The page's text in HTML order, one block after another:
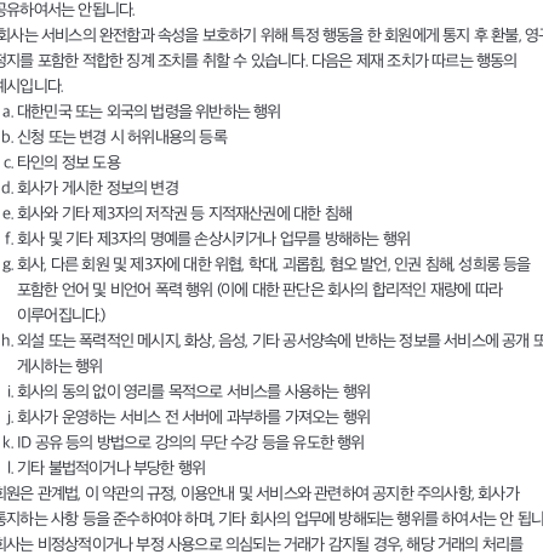
유하여서는 안됩니다.
사는 서비스의 완전함과 속성을 보호하기 위해 특정 행동을 한 회원에게 통지 후 환불, 영
지를 포함한 적합한 징계 조치를 취할 수 있습니다. 다음은 제재 조치가 따르는 행동의
시입니다.
대한민국 또는 외국의 법령을 위반하는 행위
신청 또는 변경 시 허위내용의 등록
타인의 정보 도용
회사가 게시한 정보의 변경
회사와 기타 제3자의 저작권 등 지적재산권에 대한 침해
회사 및 기타 제3자의 명예를 손상시키거나 업무를 방해하는 행위
회사, 다른 회원 및 제3자에 대한 위협, 학대, 괴롭힘, 혐오 발언, 인권 침해, 성희롱 등을
포함한 언어 및 비언어 폭력 행위 (이에 대한 판단은 회사의 합리적인 재량에 따라
이루어집니다.)
외설 또는 폭력적인 메시지, 화상, 음성, 기타 공서양속에 반하는 정보를 서비스에 공개
게시하는 행위
회사의 동의 없이 영리를 목적으로 서비스를 사용하는 행위
회사가 운영하는 서비스 전 서버에 과부하를 가져오는 행위
ID 공유 등의 방법으로 강의의 무단 수강 등을 유도한 행위
기타 불법적이거나 부당한 행위
원은 관계법, 이 약관의 규정, 이용안내 및 서비스와 관련하여 공지한 주의사항, 회사가
지하는 사항 등을 준수하여야 하며, 기타 회사의 업무에 방해되는 행위를 하여서는 안 됩
사는 비정상적이거나 부정 사용으로 의심되는 거래가 감지될 경우, 해당 거래의 처리를